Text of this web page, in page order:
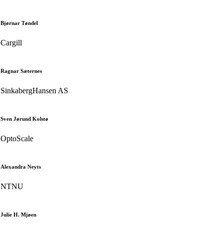
Bjørnar Tøndel
Cargill
Ragnar Sæternes
SinkabergHansen AS
Sven Jørund Kolstø
OptoScale
Alexandra Neyts
NTNU
Julie H. Mjøen